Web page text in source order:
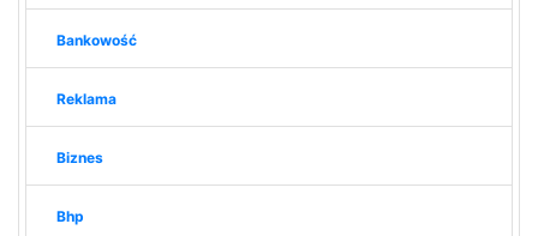
Bankowość
Reklama
Biznes
Bhp